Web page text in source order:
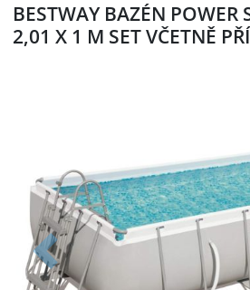
BESTWAY BAZÉN POWER
2,01 X 1 M SET VČETNĚ
Předchozí